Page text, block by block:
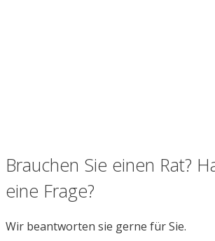
Brauchen Sie einen Rat?
eine Frage?
Wir beantworten sie gerne für Sie.